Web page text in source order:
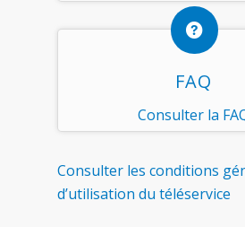
FAQ
Consulter la
Consulter les conditions
d’utilisation du téléservice